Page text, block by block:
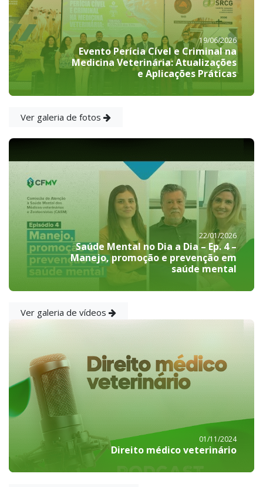
19/06/2026
Evento Perícia Cível e Criminal na
Medicina Veterinária: Atualizações
e Aplicações Práticas
Ver galeria de fotos
22/01/2026
Saúde Mental no Dia a Dia – Ep. 4 –
Manejo, promoção e prevenção em
saúde mental
Ver galeria de vídeos
01/11/2024
Direito médico veterinário